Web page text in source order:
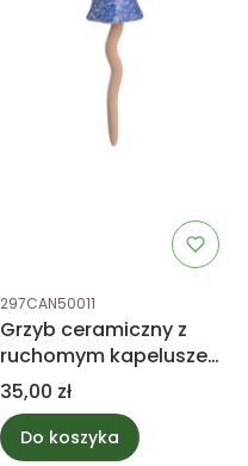
Kod produktu
297CAN50011
Grzyb ceramiczny z
ruchomym kapeluszem
29cm
Cena
35,00 zł
Do koszyka